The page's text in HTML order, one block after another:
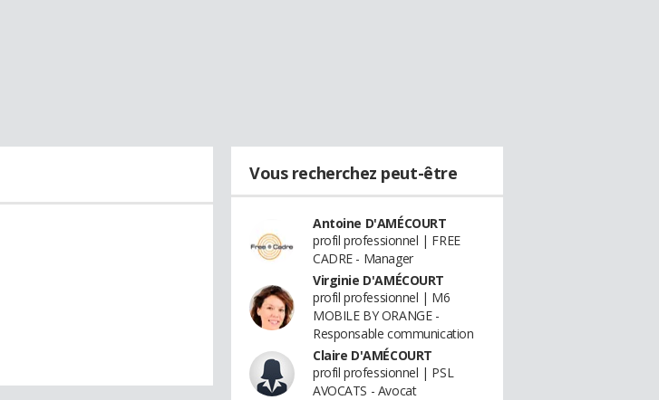
Vous recherchez peut-être
Antoine D'AMÉCOURT
profil professionnel | FREE
CADRE - Manager
Virginie D'AMÉCOURT
profil professionnel | M6
MOBILE BY ORANGE -
Responsable communication
Claire D'AMÉCOURT
profil professionnel | PSL
AVOCATS - Avocat